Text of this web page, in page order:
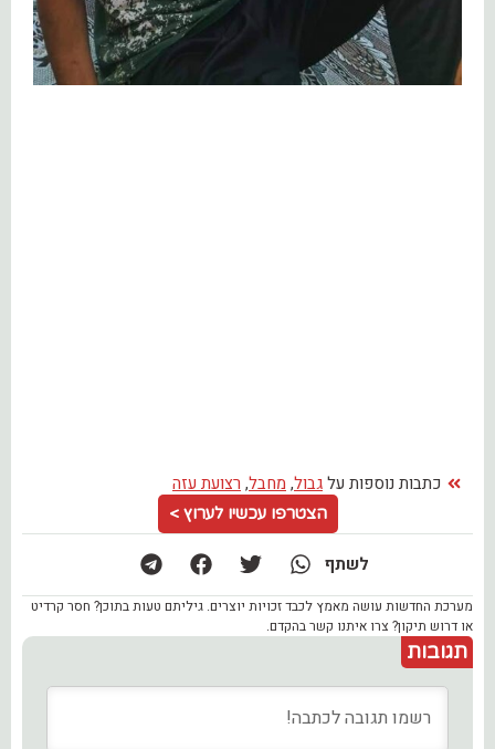
כתבות נוספות עלגבול, מחבל, רצועת עזה
הצטרפו עכשיו לערוץ >
לשתף
מערכת החדשות עושה מאמץ לכבד זכויות יוצרים. גיליתם טעות בתוכן? חסר קרדיט
או דרוש תיקון? צרו איתנו קשר בהקדם.
תגובות